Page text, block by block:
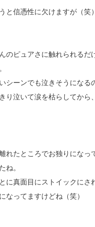
と信憑性に欠けますが（笑）
のピュアさに触れられるだ
シーンでも泣きそうになる
り泣いて涙を枯らしてから
れたところでお独りになっ
ね。
に真面目にストイックにさ
なってますけどね（笑）